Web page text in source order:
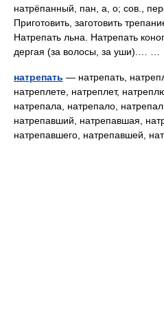
натрёпанный, пан, а, о; сов.,
Приготовить, заготовить
Натрепать льна. Натрепать
дергая (за волосы, за уши).… …
натрепать — натрепать,
натреплете, натреплет,
натрепала, натрепало,
натрепавший, натрепавшая,
натрепавшего, натрепавшей,